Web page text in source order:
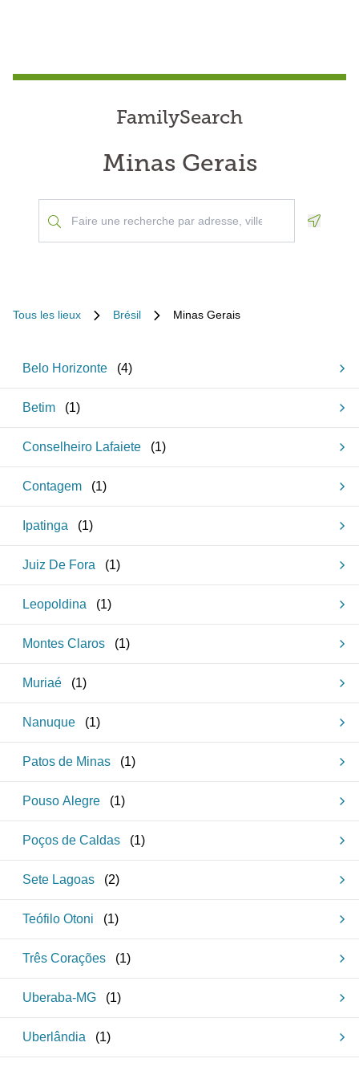
FamilySearch
Minas Gerais
Tous les lieux Brésil Minas Gerais
Belo Horizonte (4)
Betim (1)
Conselheiro Lafaiete (1)
Contagem (1)
Ipatinga (1)
Juiz De Fora (1)
Leopoldina (1)
Montes Claros (1)
Muriaé (1)
Nanuque (1)
Patos de Minas (1)
Pouso Alegre (1)
Poços de Caldas (1)
Sete Lagoas (2)
Teófilo Otoni (1)
Três Corações (1)
Uberaba-MG (1)
Uberlândia (1)